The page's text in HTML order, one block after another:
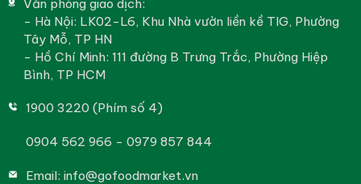
Văn phòng giao dịch:
- Hà Nội: LK02-L6, Khu Nhà vườn liền kề TIG, Phường
Tây Mỗ, TP HN
- Hồ Chí Minh: 111 đường B Trưng Trắc, Phường Hiệp
Bình, TP HCM
1900 3220 (Phím số 4)
0904 562 966 - 0979 857 844
Email: info@gofoodmarket.vn